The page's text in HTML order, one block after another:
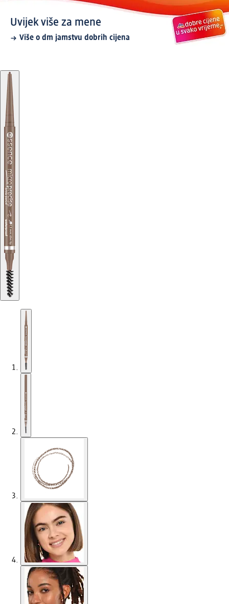
Uvijek više za mene
Više o dm jamstvu dobrih cijena